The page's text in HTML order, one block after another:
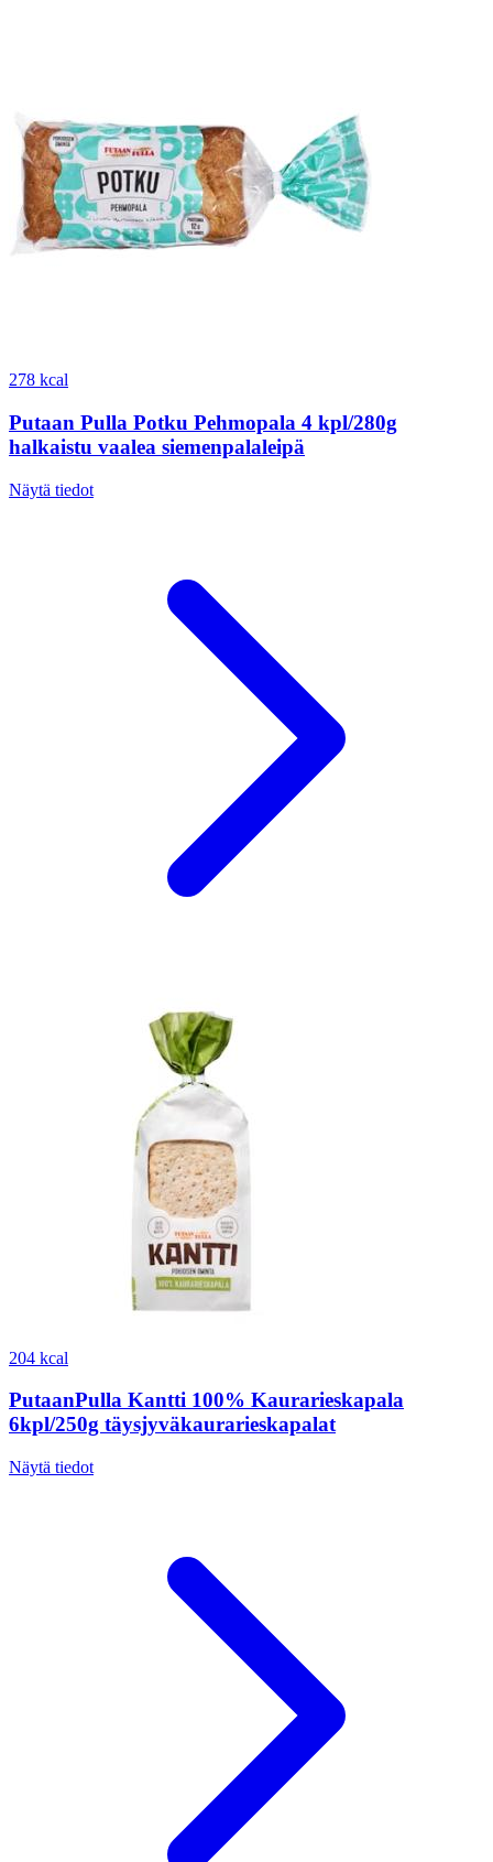
278 kcal
Putaan Pulla Potku Pehmopala 4 kpl/280g
halkaistu vaalea siemenpalaleipä
Näytä tiedot
204 kcal
PutaanPulla Kantti 100% Kaurarieskapala
6kpl/250g täysjyväkaurarieskapalat
Näytä tiedot